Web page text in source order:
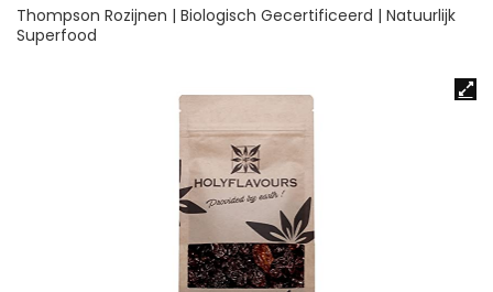
Thompson Rozijnen | Biologisch Gecertificeerd | Natuurlijk
Superfood